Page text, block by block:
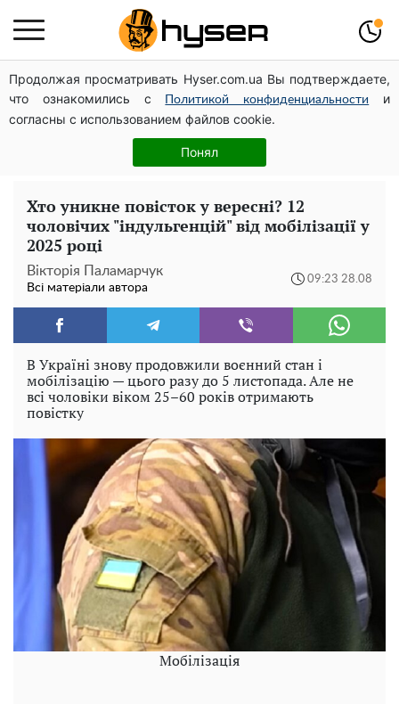
Продолжая просматривать Hyser.com.ua Вы подтверждаете,
что ознакомились с
Политикой конфиденциальности
и
согласны с использованием файлов cookie.
Понял
Повністю гола Анна Трінчер блиснула "принадами":
таких розмірів ви ще не бачили
Весь секрет в одній таблетці аспірину: рецепт хрумкої
та соковитої капусти на зиму. Навіть п'яти банок вам
Хто уникне повісток у вересні? 12
чоловічих "індульгенцій" від мобілізації у
2025 році
Вікторія Паламарчук
Всі матеріали автора
09:23 28.08
В Україні знову продовжили воєнний стан і
мобілізацію — цього разу до 5 листопада. Але не
всі чоловіки віком 25–60 років отримають
повістку
Мобілізація